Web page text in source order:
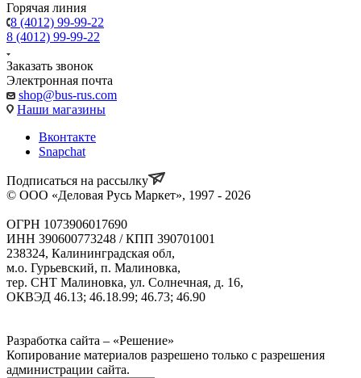
Горячая линия
8 (4012) 99-99-22
8 (4012) 99-99-22
Заказать звонок
Электронная почта
shop@bus-rus.com
Наши магазины
Вконтакте
Snapchat
Подписаться на рассылку
© ООО «Деловая Русь Маркет», 1997 - 2026
ОГРН 1073906017690
ИНН 390600773248 / КПП 390701001
238324, Калининградская обл,
м.о. Гурьевский, п. Малиновка,
тер. СНТ Малиновка, ул. Солнечная, д. 16,
ОКВЭД 46.13; 46.18.99; 46.73; 46.90
Разработка сайта – «Решение»
Копирование материалов разрешено только с разрешения
администрации сайта.